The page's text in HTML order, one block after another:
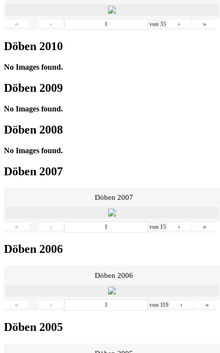
« ‹ von 35 › »
Döben 2010
No Images found.
Döben 2009
No Images found.
Döben 2008
No Images found.
Döben 2007
Döben 2007
« ‹ von 15 › »
Döben 2006
Döben 2006
« ‹ von 119 › »
Döben 2005